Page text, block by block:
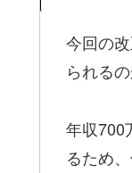
今回の
られる
年収700
るため